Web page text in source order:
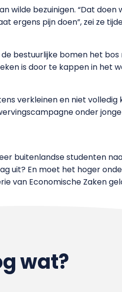
wilde bezuinigen. “Dat doen
ergens pijn doen”, zei ze
bestuurlijke bomen het
is door te kappen in het
verkleinen en niet volledig
onder
buitenlandse studenten
uit? En moet het hoger
van Economische Zaken
wat?